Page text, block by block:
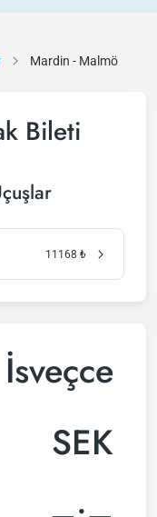
Mardin - Malmö
Bileti
11168 ₺
İsveçce
SEK